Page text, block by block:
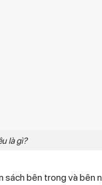
là gì?
bên trong và bên